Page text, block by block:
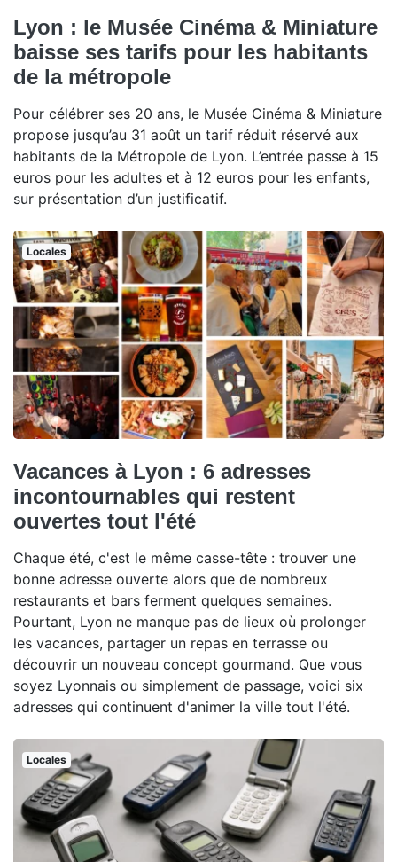
Lyon : le Musée Cinéma & Miniature
baisse ses tarifs pour les habitants
de la métropole
Pour célébrer ses 20 ans, le Musée Cinéma & Miniature
propose jusqu’au 31 août un tarif réduit réservé aux
habitants de la Métropole de Lyon. L’entrée passe à 15
euros pour les adultes et à 12 euros pour les enfants,
sur présentation d’un justificatif.
Locales
Vacances à Lyon : 6 adresses
incontournables qui restent
ouvertes tout l'été
Chaque été, c'est le même casse-tête : trouver une
bonne adresse ouverte alors que de nombreux
restaurants et bars ferment quelques semaines.
Pourtant, Lyon ne manque pas de lieux où prolonger
les vacances, partager un repas en terrasse ou
découvrir un nouveau concept gourmand. Que vous
soyez Lyonnais ou simplement de passage, voici six
adresses qui continuent d'animer la ville tout l'été.
Locales